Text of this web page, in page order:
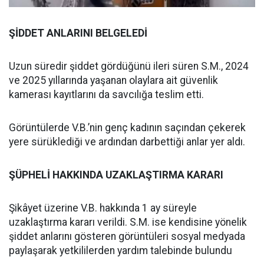
ŞİDDET ANLARINI BELGELEDİ
Uzun süredir şiddet gördüğünü ileri süren S.M., 2024
ve 2025 yıllarında yaşanan olaylara ait güvenlik
kamerası kayıtlarını da savcılığa teslim etti.
Görüntülerde V.B.’nin genç kadının saçından çekerek
yere sürüklediği ve ardından darbettiği anlar yer aldı.
ŞÜPHELİ HAKKINDA UZAKLAŞTIRMA KARARI
Şikâyet üzerine V.B. hakkında 1 ay süreyle
uzaklaştırma kararı verildi. S.M. ise kendisine yönelik
şiddet anlarını gösteren görüntüleri sosyal medyada
paylaşarak yetkililerden yardım talebinde bulundu